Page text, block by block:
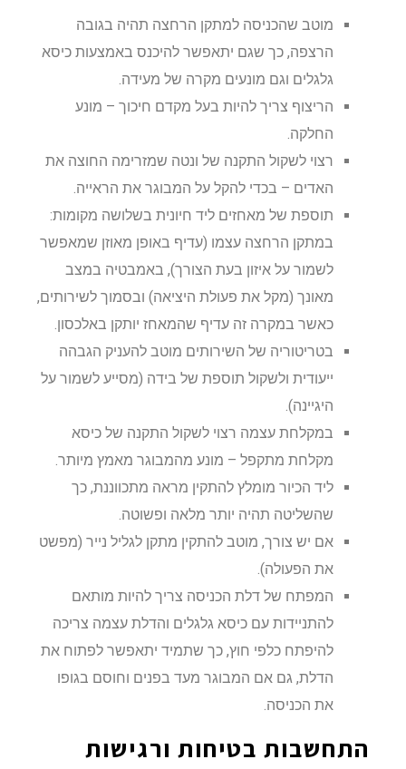
מוטב שהכניסה למתקן הרחצה תהיה בגובה
הרצפה, כך שגם יתאפשר להיכנס באמצעות כיסא
גלגלים וגם מונעים מקרה של מעידה.
הריצוף צריך להיות בעל מקדם חיכוך – מונע
החלקה.
רצוי לשקול התקנה של ונטה שמזרימה החוצה את
האדים – בכדי להקל על המבוגר את הראייה.
תוספת של מאחזים ליד חיונית בשלושה מקומות:
במתקן הרחצה עצמו (עדיף באופן מאוזן שמאפשר
לשמור על איזון בעת הצורך), באמבטיה במצב
מאונך (מקל את פעולת היציאה) ובסמוך לשירותים,
כאשר במקרה זה עדיף שהמאחז יותקן באלכסון.
בטריטוריה של השירותים מוטב להעניק הגבהה
ייעודית ולשקול תוספת של בידה (מסייע לשמור על
היגיינה).
במקלחת עצמה רצוי לשקול התקנה של כיסא
מקלחת מתקפל – מונע מהמבוגר מאמץ מיותר.
ליד הכיור מומלץ להתקין מראה מתכווננת, כך
שהשליטה תהיה יותר מלאה ופשוטה.
אם יש צורך, מוטב להתקין מתקן לגליל נייר (מפשט
את הפעולה).
המפתח של דלת הכניסה צריך להיות מותאם
להתניידות עם כיסא גלגלים והדלת עצמה צריכה
להיפתח כלפי חוץ, כך שתמיד יתאפשר לפתוח את
הדלת, גם אם המבוגר מעד בפנים וחוסם בגופו
את הכניסה.
התחשבות בטיחות ורגישות